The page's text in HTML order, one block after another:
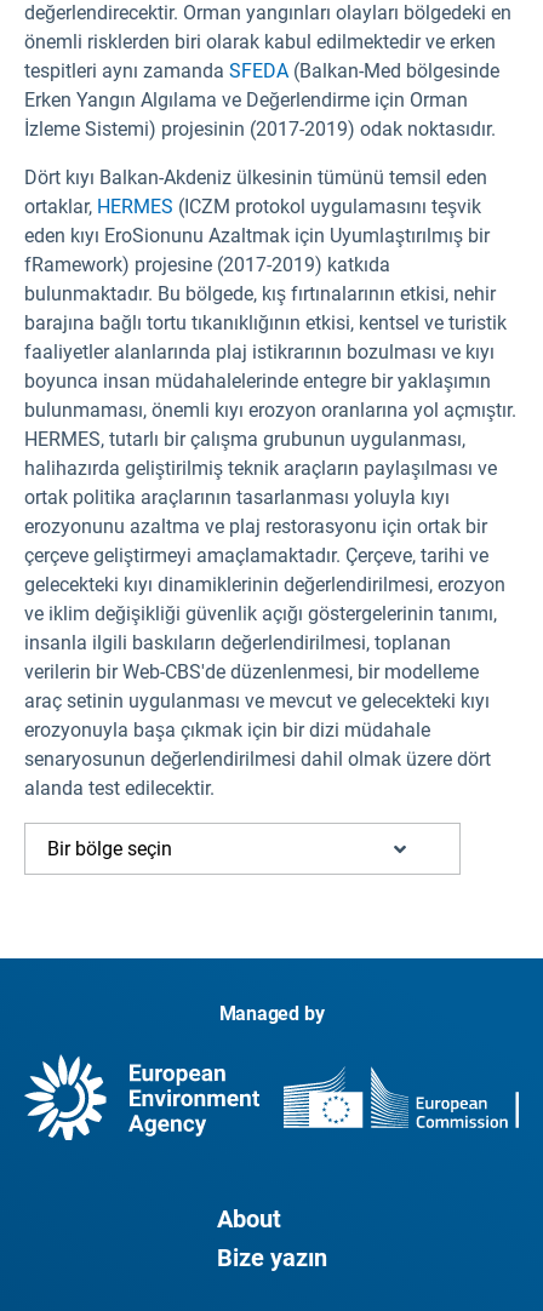
değerlendirecektir. Orman yangınları olayları bölgedeki en
önemli risklerden biri olarak kabul edilmektedir ve erken
tespitleri aynı zamanda SFEDA (Balkan-Med bölgesinde
Erken Yangın Algılama ve Değerlendirme için Orman
İzleme Sistemi) projesinin (2017-2019) odak noktasıdır.
Dört kıyı Balkan-Akdeniz ülkesinin tümünü temsil eden
ortaklar, HERMES (ICZM protokol uygulamasını teşvik
eden kıyı EroSionunu Azaltmak için Uyumlaştırılmış bir
fRamework) projesine (2017-2019) katkıda
bulunmaktadır. Bu bölgede, kış fırtınalarının etkisi, nehir
barajına bağlı tortu tıkanıklığının etkisi, kentsel ve turistik
faaliyetler alanlarında plaj istikrarının bozulması ve kıyı
boyunca insan müdahalelerinde entegre bir yaklaşımın
bulunmaması, önemli kıyı erozyon oranlarına yol açmıştır.
HERMES, tutarlı bir çalışma grubunun uygulanması,
halihazırda geliştirilmiş teknik araçların paylaşılması ve
ortak politika araçlarının tasarlanması yoluyla kıyı
erozyonunu azaltma ve plaj restorasyonu için ortak bir
çerçeve geliştirmeyi amaçlamaktadır. Çerçeve, tarihi ve
gelecekteki kıyı dinamiklerinin değerlendirilmesi, erozyon
ve iklim değişikliği güvenlik açığı göstergelerinin tanımı,
insanla ilgili baskıların değerlendirilmesi, toplanan
verilerin bir Web-CBS'de düzenlenmesi, bir modelleme
araç setinin uygulanması ve mevcut ve gelecekteki kıyı
erozyonuyla başa çıkmak için bir dizi müdahale
senaryosunun değerlendirilmesi dahil olmak üzere dört
alanda test edilecektir.
Bir bölge seçin
Managed by
About
Bize yazın